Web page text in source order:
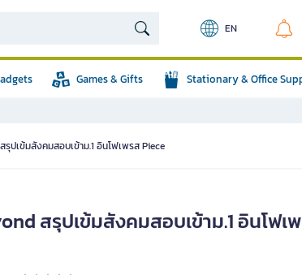
EN
Games & Gifts Stationary & Office
ปเข้มสังคมสอบเข้าม.1 อินโฟเพรส Piece
สรุปเข้มสังคมสอบเข้าม.1 อินโฟเ